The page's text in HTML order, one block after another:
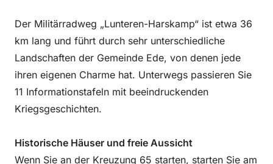
Der Militärradweg „Lunteren-Harskamp“ ist etwa 36
km lang und führt durch sehr unterschiedliche
Landschaften der Gemeinde Ede, von denen jede
ihren eigenen Charme hat. Unterwegs passieren Sie
11 Informationstafeln mit beeindruckenden
Kriegsgeschichten.
Historische Häuser und freie Aussicht
Wenn Sie an der Kreuzung 65 starten, starten Sie am